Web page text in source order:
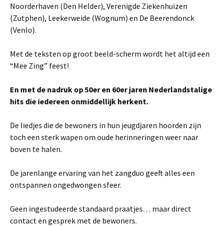
Noorderhaven (Den Helder), Verenigde Ziekenhuizen
(Zutphen), Leekerweide (Wognum) en De Beerendonck
(Venlo).
Met de teksten op groot beeld-scherm wordt het altijd een
“Mee Zing” feest!
En met de nadruk op 50er en 60er jaren Nederlandstalige
hits die iedereen onmiddellijk herkent.
De liedjes die de bewoners in hun jeugdjaren hoorden zijn
toch een sterk wapen om oude herinneringen weer naar
boven te halen.
De jarenlange ervaring van het zangduo geeft alles een
ontspannen ongedwongen sfeer.
Geen ingestudeerde standaard praatjes… maar direct
contact en gesprek met de bewoners.